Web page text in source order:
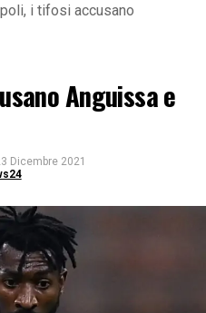
i tifosi accusano
Anguissa e
Dicembre 2021